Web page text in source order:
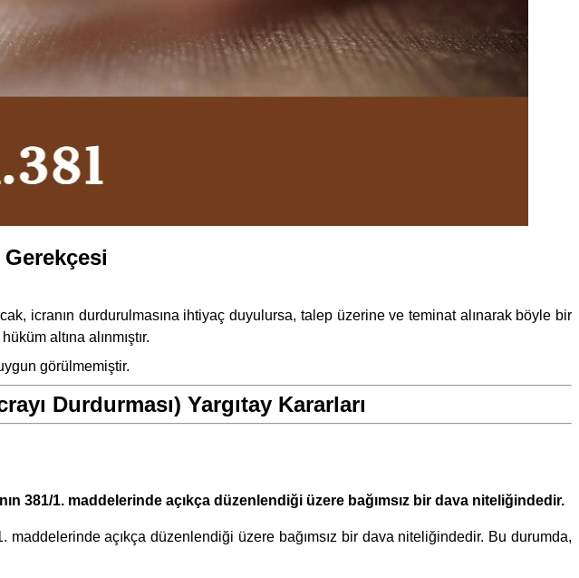
icranın durdurulmasına ihtiyaç duyulursa, talep üzerine ve teminat alınarak böyle bir
altına alınmıştır.
görülmemiştir.
Durdurması) Yargıtay Kararları
381/1. maddelerinde açıkça düzenlendiği üzere bağımsız bir dava niteliğindedir.
açıkça düzenlendiği üzere bağımsız bir dava niteliğindedir. Bu durumda,